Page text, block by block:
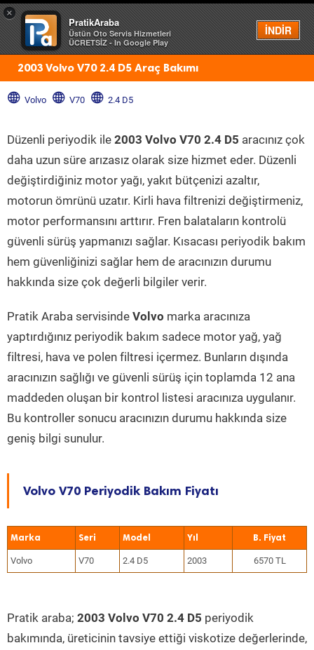
×
PratikAraba
Üstün Oto Servis Hizmetleri
ÜCRETSİZ - In Google Play
İNDİR
Menü
2003 Volvo V70 2.4 D5 Araç Bakımı
Volvo V70 2.4 D5
Düzenli periyodik ile 2003 Volvo V70 2.4 D5 aracınız çok
daha uzun süre arızasız olarak size hizmet eder. Düzenli
değiştirdiğiniz motor yağı, yakıt bütçenizi azaltır,
motorun ömrünü uzatır. Kirli hava filtrenizi değiştirmeniz,
motor performansını arttırır. Fren balataların kontrolü
güvenli sürüş yapmanızı sağlar. Kısacası periyodik bakım
hem güvenliğinizi sağlar hem de aracınızın durumu
hakkında size çok değerli bilgiler verir.
Pratik Araba servisinde Volvo marka aracınıza
yaptırdığınız periyodik bakım sadece motor yağ, yağ
filtresi, hava ve polen filtresi içermez. Bunların dışında
aracınızın sağlığı ve güvenli sürüş için toplamda 12 ana
maddeden oluşan bir kontrol listesi aracınıza uygulanır.
Bu kontroller sonucu aracınızın durumu hakkında size
geniş bilgi sunulur.
Volvo V70 Periyodik Bakım Fiyatı
Marka Seri Model Yıl
Volvo V70 2.4 D5 2003 6570 TL
Pratik araba; 2003 Volvo V70 2.4 D5 periyodik
bakımında, üreticinin tavsiye ettiği viskotize değerlerinde,